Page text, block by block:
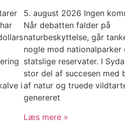
i
5. august 2026 Ingen
Når debatten falder på
naturbeskyttelse, går
nogle mod nationalparker
statslige reservater. I
stor del af succesen med
af natur og truede
genereret
Læs mere »